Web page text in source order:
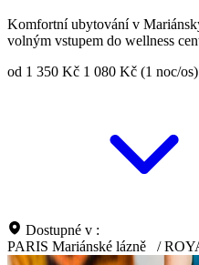
Komfortní ubytování v
volným vstupem do wellness
od 1 350 Kč 1 080 Kč (1 noc/os)
Dostupné v :
PARIS Mariánské lázně
/